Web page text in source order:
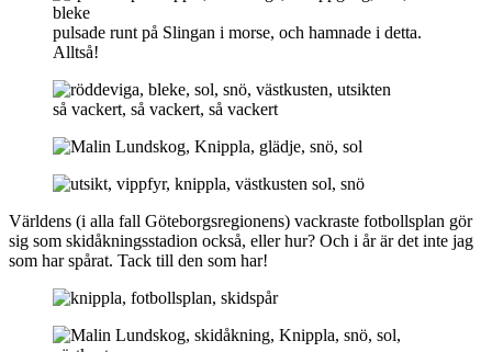
pulsade runt på Slingan i morse, och hamnade i detta.
Alltså!
så vackert, så vackert, så vackert
Världens (i alla fall Göteborgsregionens) vackraste fotbollsplan gör
sig som skidåkningsstadion också, eller hur? Och i år är det inte jag
som har spårat. Tack till den som har!